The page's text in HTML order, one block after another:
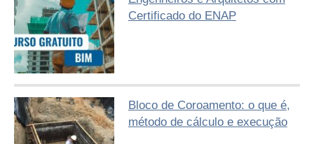
Certificado do ENAP
Bloco de Coroamento: o que é,
método de cálculo e execução